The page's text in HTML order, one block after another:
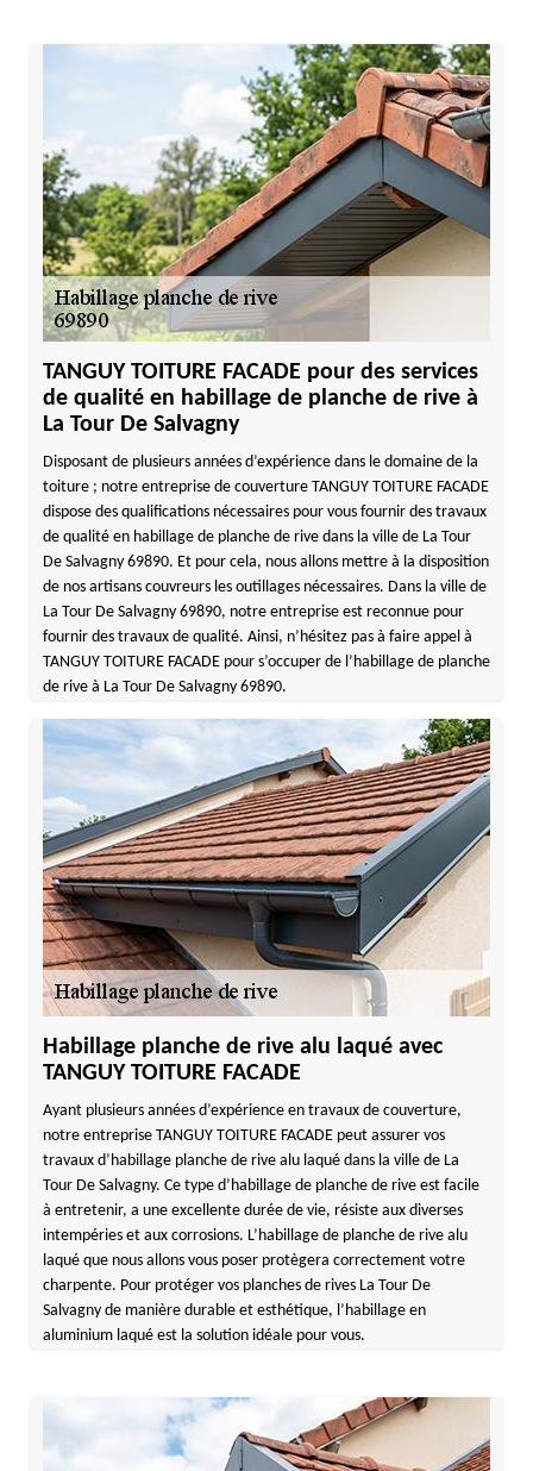
TANGUY TOITURE FACADE pour des services
de qualité en habillage de planche de rive à
La Tour De Salvagny
Disposant de plusieurs années d’expérience dans le domaine de la
toiture ; notre entreprise de couverture TANGUY TOITURE FACADE
dispose des qualifications nécessaires pour vous fournir des travaux
de qualité en habillage de planche de rive dans la ville de La Tour
De Salvagny 69890. Et pour cela, nous allons mettre à la disposition
de nos artisans couvreurs les outillages nécessaires. Dans la ville de
La Tour De Salvagny 69890, notre entreprise est reconnue pour
fournir des travaux de qualité. Ainsi, n’hésitez pas à faire appel à
TANGUY TOITURE FACADE pour s’occuper de l’habillage de planche
de rive à La Tour De Salvagny 69890.
Habillage planche de rive alu laqué avec
TANGUY TOITURE FACADE
Ayant plusieurs années d’expérience en travaux de couverture,
notre entreprise TANGUY TOITURE FACADE peut assurer vos
travaux d’habillage planche de rive alu laqué dans la ville de La
Tour De Salvagny. Ce type d’habillage de planche de rive est facile
à entretenir, a une excellente durée de vie, résiste aux diverses
intempéries et aux corrosions. L’habillage de planche de rive alu
laqué que nous allons vous poser protègera correctement votre
charpente. Pour protéger vos planches de rives La Tour De
Salvagny de manière durable et esthétique, l’habillage en
aluminium laqué est la solution idéale pour vous.